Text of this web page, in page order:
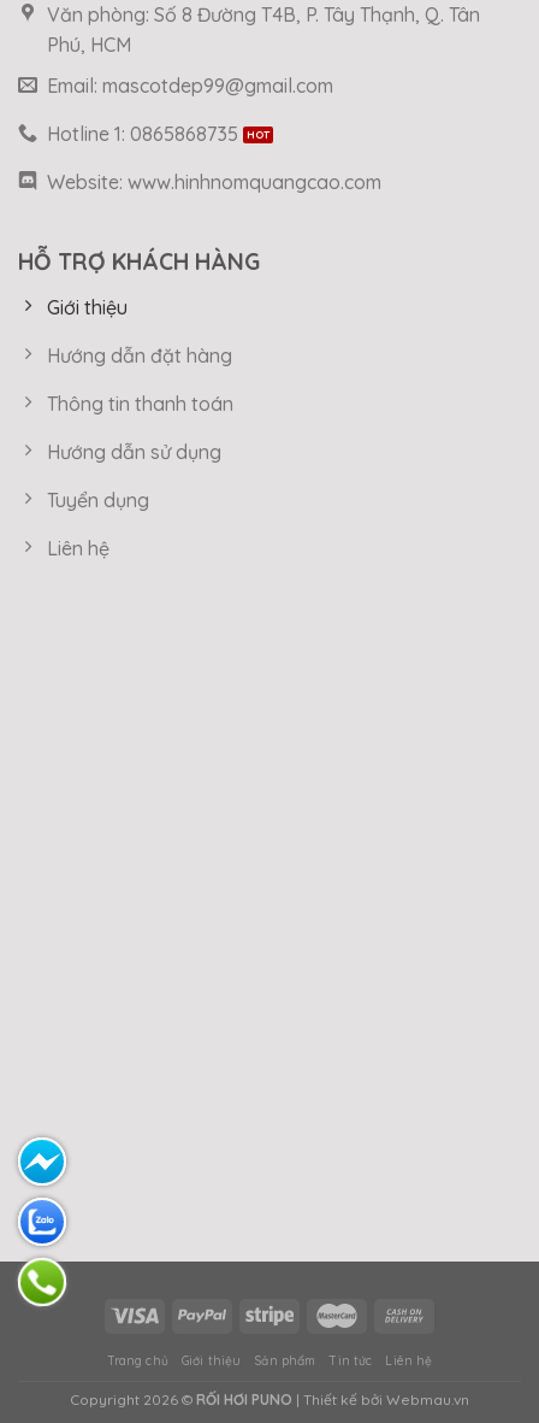
Văn phòng: Số 8 Đường T4B, P. Tây Thạnh, Q. Tân
Phú, HCM
Email: mascotdep99@gmail.com
Hotline 1: 0865868735
Website: www.hinhnomquangcao.com
HỖ TRỢ KHÁCH HÀNG
Giới thiệu
Hướng dẫn đặt hàng
Thông tin thanh toán
Hướng dẫn sử dụng
Tuyển dụng
Liên hệ
Trang chủ Giới thiệu Sản phẩm Tin tức Liên hệ
Copyright 2026 © RỐI HƠI PUNO | Thiết kế bởi Webmau.vn